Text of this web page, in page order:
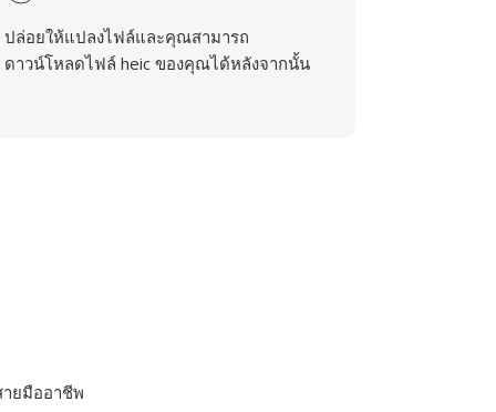
ปล่อยให้แปลงไฟล์และคุณสามารถ
ดาวน์โหลดไฟล์ heic ของคุณได้หลังจากนั้น
ยมืออาชีพ